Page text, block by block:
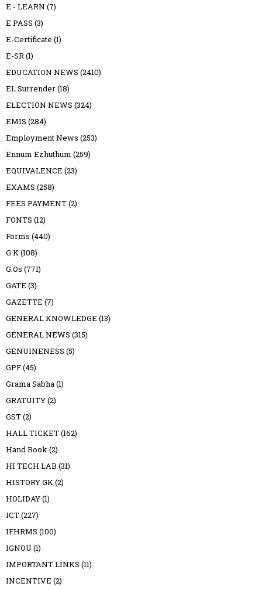
E - LEARN (7)
E PASS (3)
E-Certificate (1)
E-SR(1)
EDUCATION NEWS (2410)
EL Surrender(18)
ELECTION NEWS (324)
EMIS (284)
Employment News (253)
Ennum Ezhuthum (259)
EQUIVALENCE (23)
EXAMS (258)
FEES PAYMENT(2)
FONTS (12)
Forms (440)
G K(108)
G.Os (771)
GATE (3)
GAZETTE (7)
GENERAL KNOWLEDGE (13)
GENERAL NEWS (315)
GENUINENESS (5)
GPF(45)
Grama Sabha(1)
GRATUITY(2)
GST(2)
HALL TICKET(162)
Hand Book(2)
HI TECH LAB (31)
HISTORY GK(2)
HOLIDAY(1)
ICT(227)
IFHRMS (100)
IGNOU (1)
IMPORTANT LINKS (11)
INCENTIVE (2)